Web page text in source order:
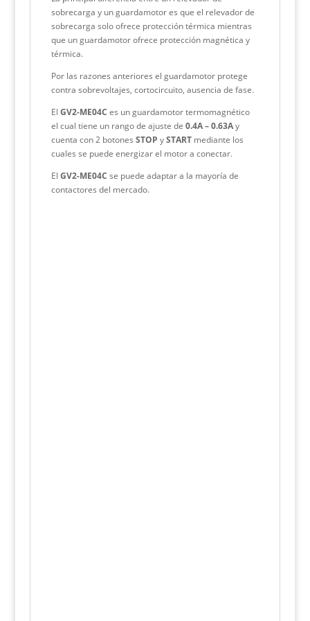
sobrecarga y un guardamotor es que el relevador de
sobrecarga solo ofrece protección térmica mientras
que un guardamotor ofrece protección magnética y
térmica.
Por las razones anteriores el guardamotor protege
contra sobrevoltajes, cortocircuito, ausencia de fase.
El GV2-ME04C es un guardamotor termomagnético
el cual tiene un rango de ajuste de 0.4A – 0.63Ay
cuenta con 2 botones STOP ySTARTmediante los
cuales se puede energizar el motor a conectar.
El GV2-ME04C se puede adaptar a la mayoría de
contactores del mercado.